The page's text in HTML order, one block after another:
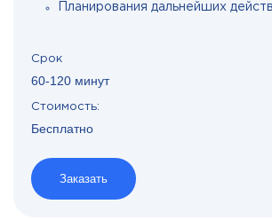
Планирования дальнейших
Срок
60-120 минут
Стоимость:
Бесплатно
Заказать